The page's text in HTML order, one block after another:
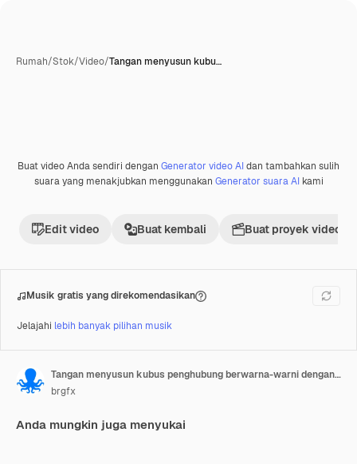
Rumah/Stok/Video/Tangan menyusun kubu…
Premium
Buat video Anda sendiri dengan Generator video AIdan tambahkan sulih
suara yang menakjubkan menggunakan Generator suara AIkami
Edit video Buat kembali Buat proyek video
Musik gratis yang direkomendasikan
Jelajahi lebih banyak pilihan musik
Tangan menyusun kubus penghubung berwarna-warni dengan presisi dalam urutan vertikal di atas meja kayu
brgfx
Anda mungkin juga menyukai